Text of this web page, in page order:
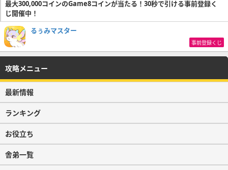
最大300,000コインのGame8コインが当たる！30秒で引ける事前登録く
じ開催中！
るぅみマスター
事前登録くじ
攻略メニュー
最新情報
ランキング
お役立ち
舎弟一覧